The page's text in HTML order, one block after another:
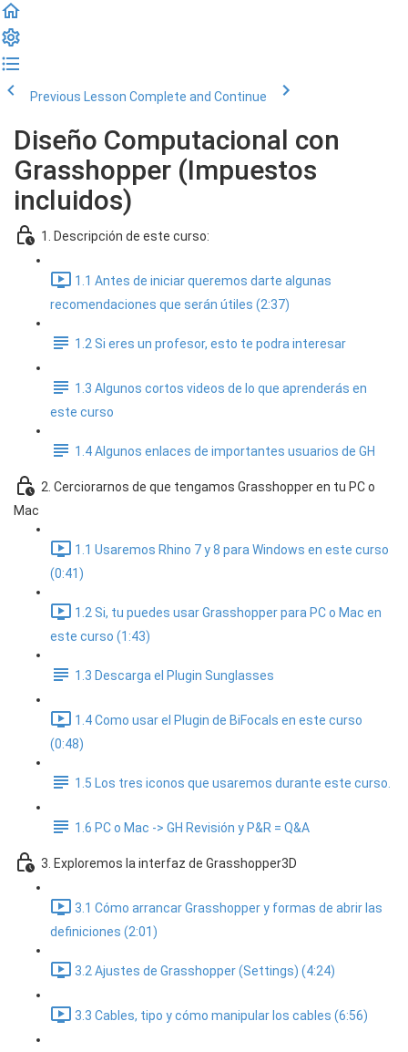
Previous Lesson Complete and Continue
Diseño Computacional con
Grasshopper (Impuestos
incluidos)
1. Descripción de este curso:
1.1 Antes de iniciar queremos darte algunas
recomendaciones que serán útiles (2:37)
1.2 Si eres un profesor, esto te podra interesar
1.3 Algunos cortos videos de lo que aprenderás en
este curso
1.4 Algunos enlaces de importantes usuarios de GH
2. Cerciorarnos de que tengamos Grasshopper en tu PC o
Mac
1.1 Usaremos Rhino 7 y 8 para Windows en este curso
(0:41)
1.2 Si, tu puedes usar Grasshopper para PC o Mac en
este curso (1:43)
1.3 Descarga el Plugin Sunglasses
1.4 Como usar el Plugin de BiFocals en este curso
(0:48)
1.5 Los tres iconos que usaremos durante este curso.
1.6 PC o Mac -> GH Revisión y P&R = Q&A
3. Exploremos la interfaz de Grasshopper3D
3.1 Cómo arrancar Grasshopper y formas de abrir las
definiciones (2:01)
3.2 Ajustes de Grasshopper (Settings) (4:24)
3.3 Cables, tipo y cómo manipular los cables (6:56)